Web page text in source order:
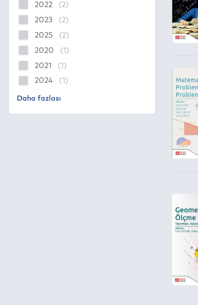
2022
(2)
2023
(2)
2025
(2)
2020
(1)
2021
(1)
2024
(1)